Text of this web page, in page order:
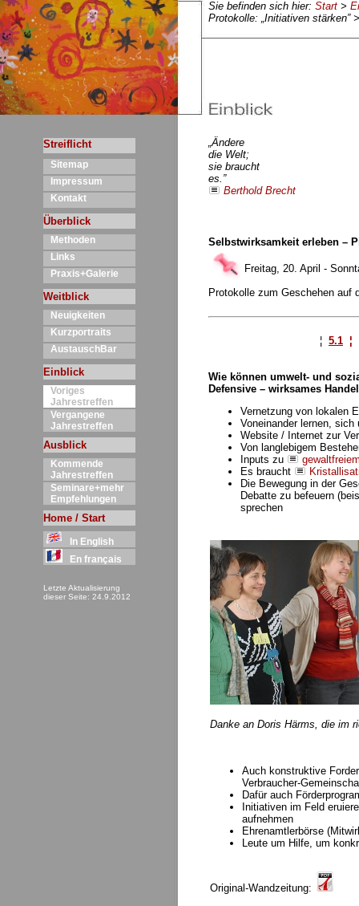
Sie befinden sich hier: Start >
Protokolle: „Initiativen stärken”
Streiflicht
Sitemap
Impressum
Kontakt
Überblick
Methoden
Links
Praxis+Galerie
Weitblick
Neuigkeiten
Kurzportraits
AustauschBar
Einblick
Voriges
Jahrestreffen
Vergangene
Jahrestreffen
Ausblick
Kommende
Jahrestreffen
Seminare+mehr
Empfehlungen
Home / Start
In English
En français
Letzte Aktualisierung
dieser Seite: 24.9.2012
„Ändere
die Welt;
sie braucht
es.”
Berthold Brecht
Selbstwirksamkeit erleben –
Freitag, 20. April -
Protokolle zum Geschehen auf
¦ 5.1 ¦
Wie können umwelt- und
Defensive – wirksames
Vernetzung von lokalen
Voneinander lernen, sich
Website / Internet zur
Von langlebigem
Inputs zu
Es braucht
Die Bewegung in der
Debatte zu befeuern
sprechen
Danke an Doris Härms, die im
Auch konstruktive
Verbraucher-
Dafür auch
Initiativen im Feld
aufnehmen
Ehrenamtlerbörse
Leute um Hilfe, um
Original-Wandzeitung: